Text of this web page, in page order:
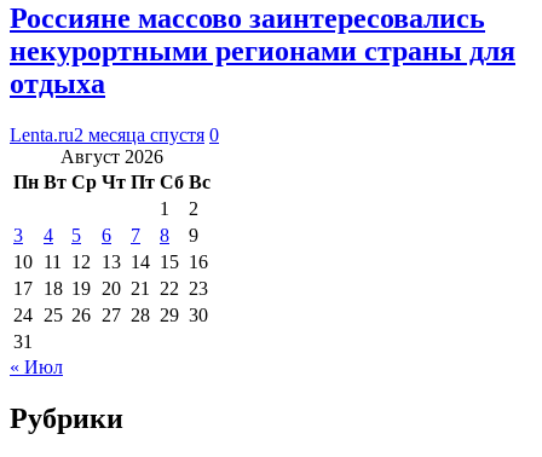
Россияне массово заинтересовались
некурортными регионами страны для
отдыха
Lenta.ru2 месяца спустя 0
Август 2026
Пн Вт Ср Чт Пт Сб Вс
1
2
3
4 5 6 7 8
9
10 11 12 13 14 15 16
17 18 19 20 21 22 23
24 25 26 27 28 29 30
31
« Июл
Рубрики